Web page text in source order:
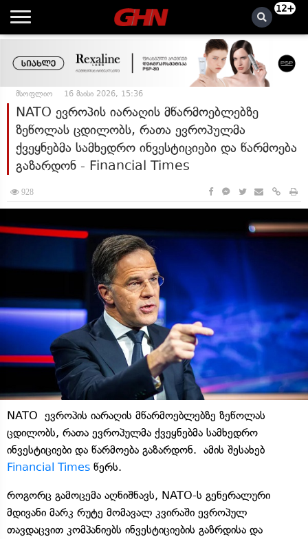
12+
მსოფლიო 16 მაისი 2026, 15:36
NATO ევროპის იარაღის მწარმოებლებზე
ზეწოლას ცდილობს, რათა ევროპულმა
ქვეყნებმა სამხედრო ინვესტიციები და წარმოება
გაზარდონ - Financial Times
928
NATO ევროპის იარაღის მწარმოებლებზე ზეწოლას
ცდილობს, რათა ევროპულმა ქვეყნებმა სამხედრო
ინვესტიციები და წარმოება გაზარდონ. ამის შესახებ
Financial Times წერს.
როგორც გამოცემა აღნიშნავს, NATO-ს გენერალური
მდივანი მარკ რუტე მომავალ კვირაში ევროპულ
თავდაცვით კომპანიებს ინვესტიციების გაზრდისა და